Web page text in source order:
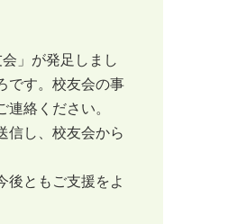
」が発足しまし
です。校友会の事
絡ください。
信し、校友会から
後ともご支援をよ